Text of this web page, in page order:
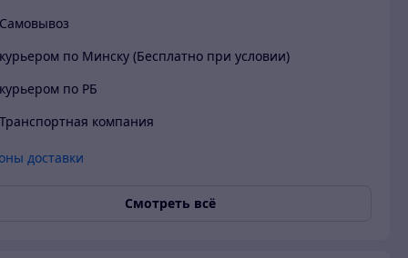
Самовывоз
курьером по Минску (Бесплатно при условии)
курьером по РБ
Транспортная компания
доставки
Смотреть всё